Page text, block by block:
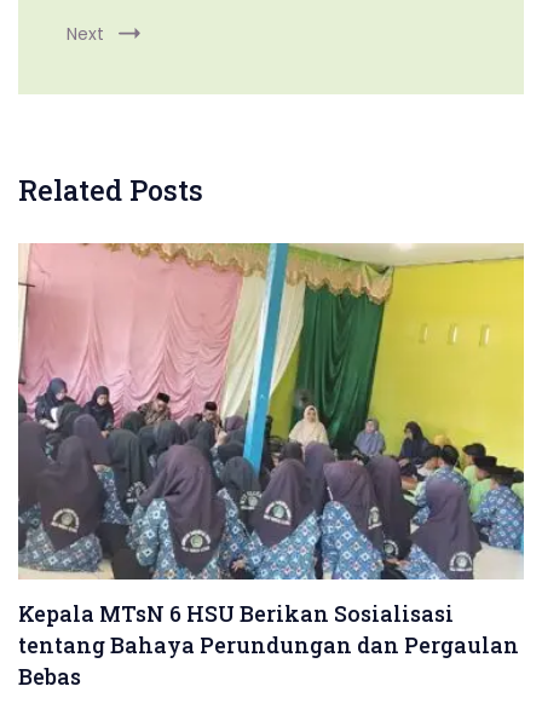
Next
Related Posts
Kepala MTsN 6 HSU Berikan Sosialisasi
tentang Bahaya Perundungan dan Pergaulan
Bebas